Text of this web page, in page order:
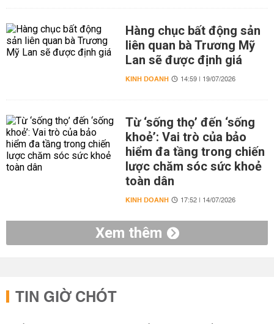
Hàng chục bất động sản
liên quan bà Trương Mỹ
Lan sẽ được định giá
KINH DOANH 14:59 | 19/07/2026
Từ ‘sống thọ’ đến ‘sống
khoẻ’: Vai trò của bảo
hiểm đa tầng trong chiến
lược chăm sóc sức khoẻ
toàn dân
KINH DOANH 17:52 | 14/07/2026
Xem thêm
TIN GIỜ CHÓT